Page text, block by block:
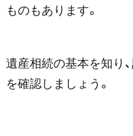
ものもあります。
遺産相続の基本を知り
を確認しましょう。